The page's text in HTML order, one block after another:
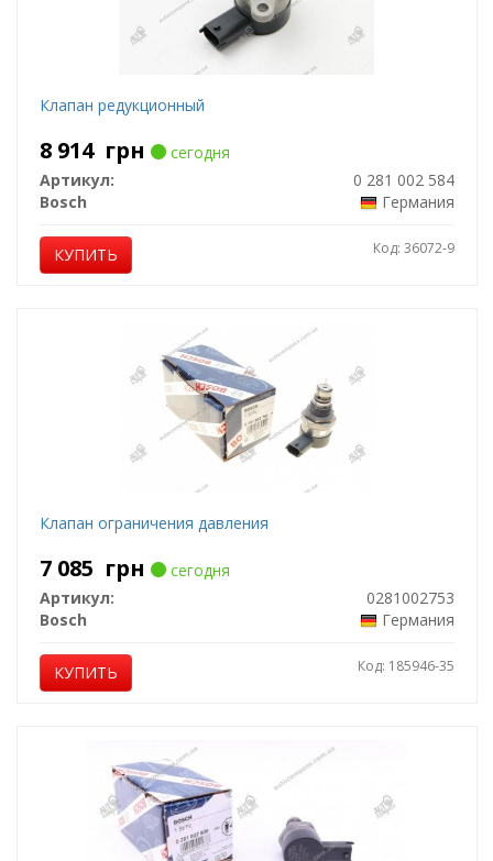
Клапан редукционный
8 914 грн
сегодня
Артикул:
0 281 002 584
Bosch
Германия
КУПИТЬ Код: 36072-9
Клапан ограничения давления
7 085 грн
сегодня
Артикул:
0281002753
Bosch
Германия
КУПИТЬ Код: 185946-35